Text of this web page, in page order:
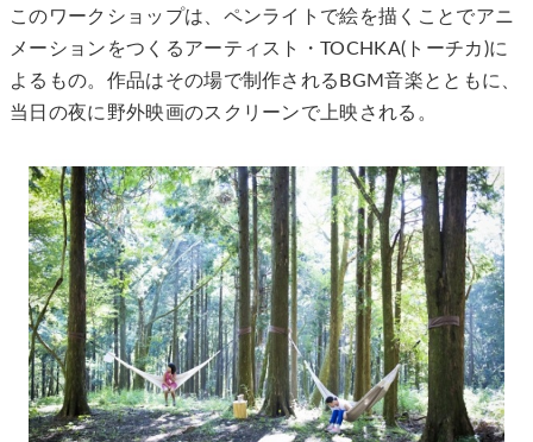
このワークショップは、ペンライトで絵を描くことでアニ
メーションをつくるアーティスト・TOCHKA(トーチカ)に
よるもの。作品はその場で制作されるBGM音楽とともに、
当日の夜に野外映画のスクリーンで上映される。